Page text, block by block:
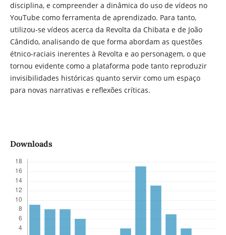
disciplina, e compreender a dinâmica do uso de vídeos no
YouTube como ferramenta de aprendizado. Para tanto,
utilizou-se vídeos acerca da Revolta da Chibata e de João
Cândido, analisando de que forma abordam as questões
étnico-raciais inerentes à Revolta e ao personagem, o que
tornou evidente como a plataforma pode tanto reproduzir
invisibilidades históricas quanto servir como um espaço
para novas narrativas e reflexões críticas.
Downloads